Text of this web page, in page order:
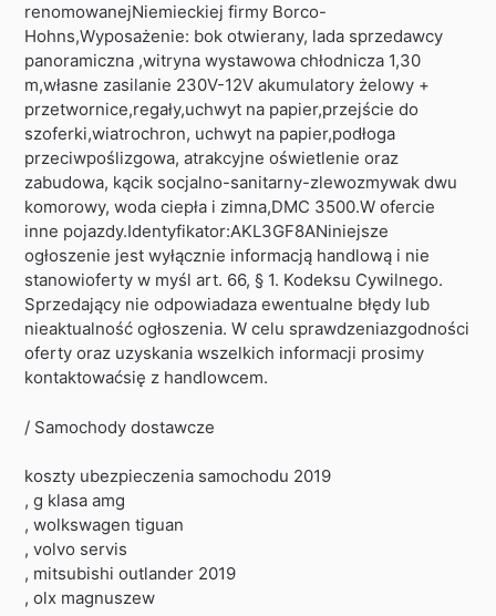
renomowanejNiemieckiej firmy Borco-
Hohns,Wyposażenie: bok otwierany, lada sprzedawcy
panoramiczna ,witryna wystawowa chłodnicza 1,30
m,własne zasilanie 230V-12V akumulatory żelowy +
przetwornice,regały,uchwyt na papier,przejście do
szoferki,wiatrochron, uchwyt na papier,podłoga
przeciwpoślizgowa, atrakcyjne oświetlenie oraz
zabudowa, kącik socjalno-sanitarny-zlewozmywak dwu
komorowy, woda ciepła i zimna,DMC 3500.W ofercie
inne pojazdy.Identyfikator:AKL3GF8ANiniejsze
ogłoszenie jest wyłącznie informacją handlową i nie
stanowioferty w myśl art. 66, § 1. Kodeksu Cywilnego.
Sprzedający nie odpowiadaza ewentualne błędy lub
nieaktualność ogłoszenia. W celu sprawdzeniazgodności
oferty oraz uzyskania wszelkich informacji prosimy
kontaktowaćsię z handlowcem.
/ Samochody dostawcze
koszty ubezpieczenia samochodu 2019
, g klasa amg
, wolkswagen tiguan
, volvo servis
, mitsubishi outlander 2019
, olx magnuszew